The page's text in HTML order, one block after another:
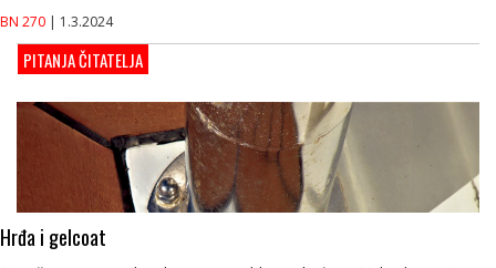
BN 270 | 1.3.2024
PITANJA ČITATELJA
Hrđa i gelcoat